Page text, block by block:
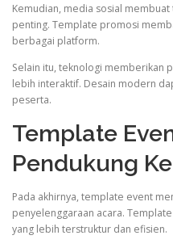
Kemudian, media sosial
penting. Template promosi
berbagai platform.
Selain itu, teknologi memberikan
lebih interaktif. Desain modern
peserta.
Template
Pendukung
Pada akhirnya, template event
penyelenggaraan acara.
yang lebih terstruktur dan efisien.